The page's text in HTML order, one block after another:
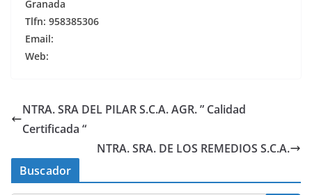
Granada
Tlfn: 958385306
Email:
Web:
NTRA. SRA DEL PILAR S.C.A. AGR. ” Calidad
Certificada “
NTRA. SRA. DE LOS REMEDIOS S.C.A.
Buscador